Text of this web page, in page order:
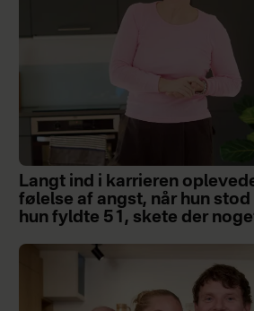
Langt ind i karrieren
følelse af angst, når hun stod
hun fyldte 51, skete der